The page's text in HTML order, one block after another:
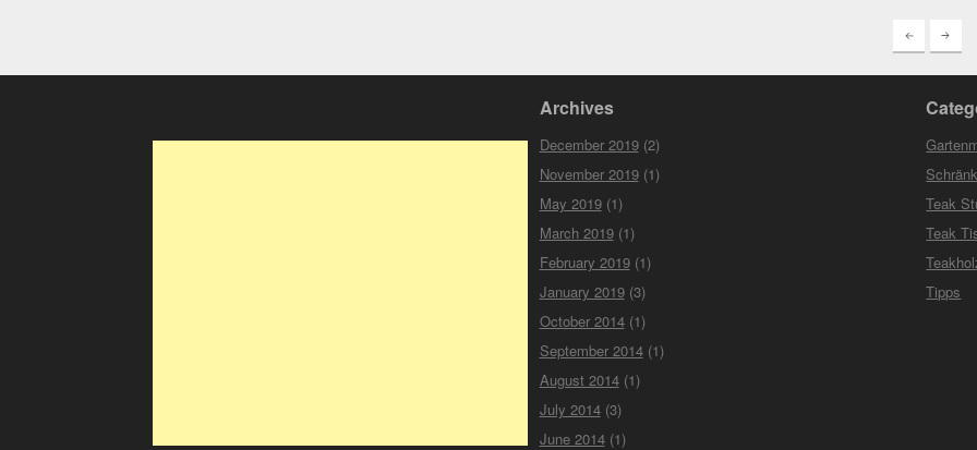
Archives
December 2019(2)
November 2019(1)
May 2019(1)
March 2019(1)
February 2019(1)
January 2019(3)
October 2014(1)
September 2014(1)
August 2014(1)
July 2014(3)
June 2014(1)
Teak
Teak
Tipps